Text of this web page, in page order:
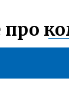
про